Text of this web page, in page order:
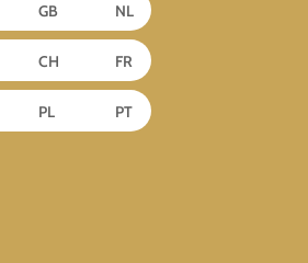
GB NL
CH FR
PL PT